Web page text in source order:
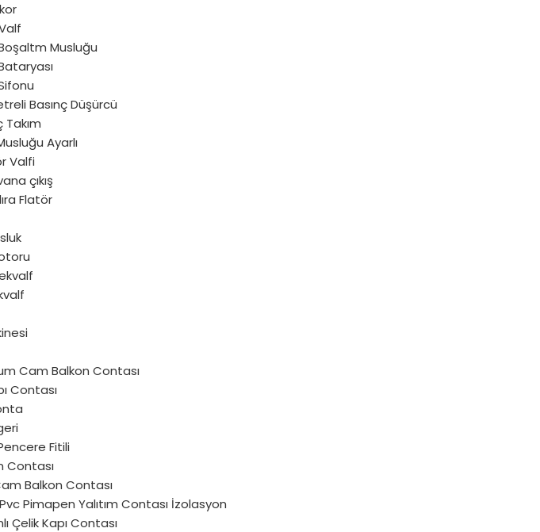
Musluğu
Basınç Düşürcü
Takım
Ayarlı
Valfi
çıkış
Flatör
Cam Balkon Contası
Contası
Fitili
Contası
Balkon Contası
Pimapen Yalıtım Contası İzolasyon
Çelik Kapı Contası